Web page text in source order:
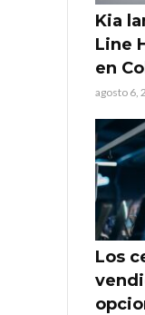
Kia
Line
en
agosto 6,
Los